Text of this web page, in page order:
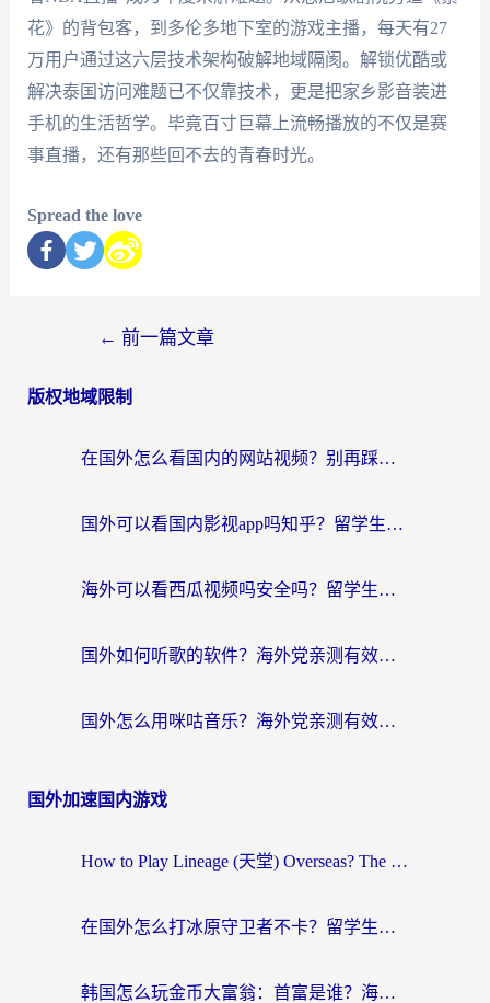
花》的背包客，到多伦多地下室的游戏主播，每天有27
万用户通过这六层技术架构破解地域隔阂。解锁优酷或
解决泰国访问难题已不仅靠技术，更是把家乡影音装进
手机的生活哲学。毕竟百寸巨幕上流畅播放的不仅是赛
事直播，还有那些回不去的青春时光。
Spread the love
← 前一篇文章
版权地域限制
在国外怎么看国内的网站视频？别再踩坑！选对加速器秒回国内冲浪
国外可以看国内影视app吗知乎？留学生亲测有效的回国加速方案
海外可以看西瓜视频吗安全吗？留学生亲测：3步解决回国追剧难题，附靠谱加速器推荐
国外如何听歌的软件？海外党亲测有效的回国加速器指南
国外怎么用咪咕音乐？海外党亲测有效的听歌自由指南
国外加速国内游戏
How to Play Lineage (天堂) Overseas? The Ultimate Guide to Choosing the Best Chinese Server Game Accelerator (在国外打天堂加速器)
在国外怎么打冰原守卫者不卡？留学生亲测的国服游戏加速指南
韩国怎么玩金币大富翁：首富是谁？海外党国服游戏加速全攻略